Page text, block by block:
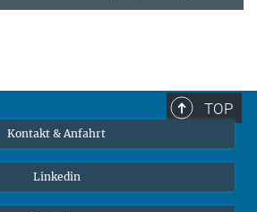
TOP
Kontakt & Anfahrt
Linkedin